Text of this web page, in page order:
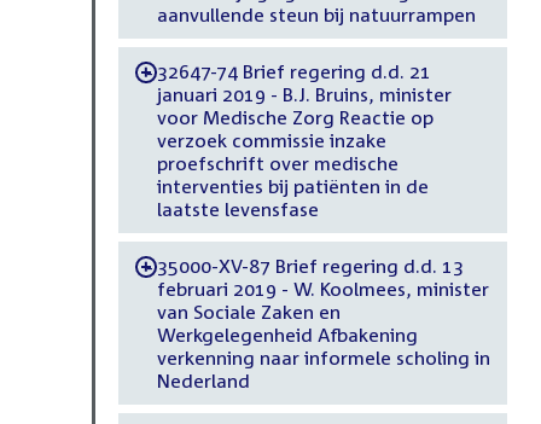
aanvullende steun bij natuurrampen
-32647-74 Brief regering d.d. 21
januari 2019 - B.J. Bruins, minister
voor Medische Zorg Reactie op
verzoek commissie inzake
proefschrift over medische
interventies bij patiënten in de
laatste levensfase
-35000-XV-87 Brief regering d.d. 13
februari 2019 - W. Koolmees, minister
van Sociale Zaken en
Werkgelegenheid Afbakening
verkenning naar informele scholing in
Nederland